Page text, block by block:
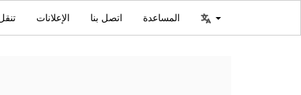
الإعلانات اتصل بنا المساعدة